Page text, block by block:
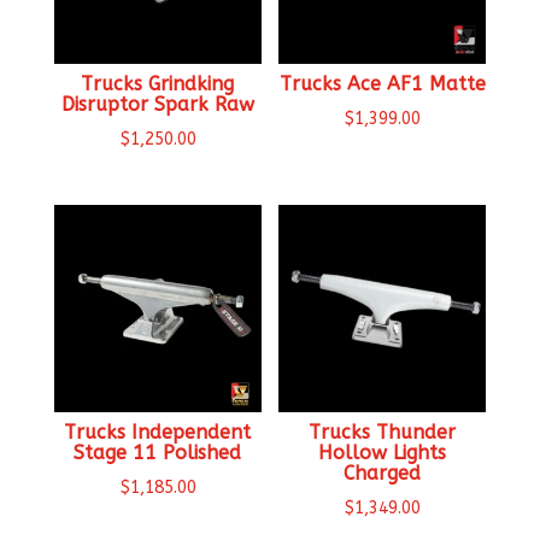
Trucks Grindking
Disruptor Spark Raw
$1,250.00
Trucks Ace AF1 Matte
$1,399.00
Trucks Independent
Stage 11 Polished
$1,185.00
Trucks Thunder
Hollow Lights
Charged
$1,349.00